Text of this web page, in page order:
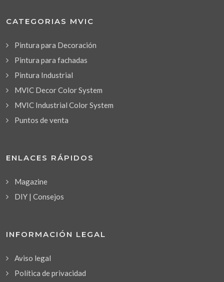
CATEGORIAS MVIC
Pintura para Decoración
Pintura para fachadas
Pintura Industrial
MVIC Decor Color System
MVIC Industrial Color System
Puntos de venta
ENLACES RÁPIDOS
Magazine
DIY | Consejos
INFORMACIÓN LEGAL
Aviso legal
Política de privacidad